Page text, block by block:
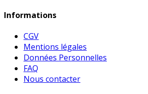
Informations
CGV
Mentions légales
Données Personnelles
FAQ
Nous contacter